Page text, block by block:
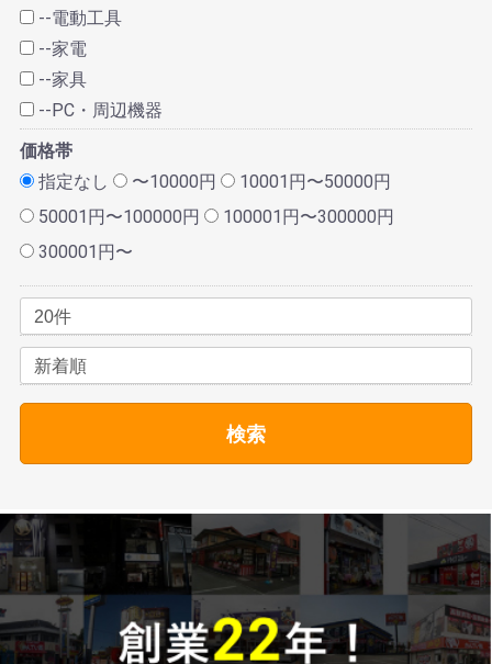
--電動工具
--家電
--家具
--PC・周辺機器
価格帯
指定なし
〜10000円
10001円〜50000円
50001円〜100000円
100001円〜300000円
300001円〜
検索